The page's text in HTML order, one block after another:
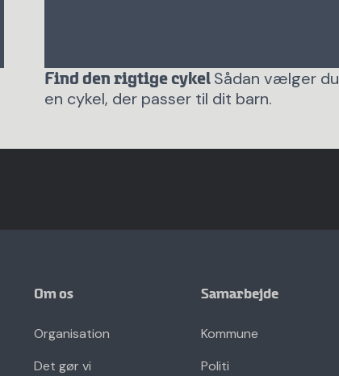
Find den rigtige cykel Sådan vælger du
en cykel, der passer til dit barn.
Om os
Organisation
Det gør vi
Samarbejde
Kommune
Politi